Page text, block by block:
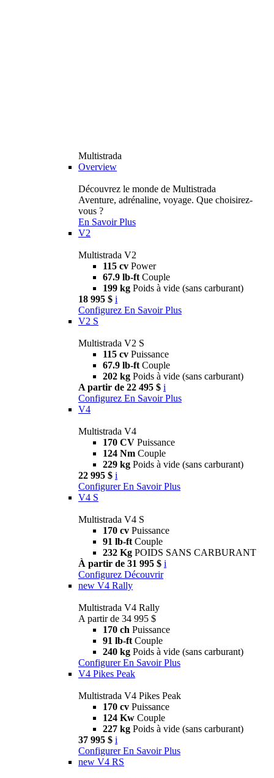
Multistrada
Overview
Découvrez le monde de Multistrada
Aventure, adrénaline, voyage. Que choisirez-
vous ?
En Savoir Plus
V2
Multistrada V2
115 cv Power
67.9 lb-ft Couple
199 kg Poids à vide (sans carburant)
18 995 $ i
Configurez En Savoir Plus
V2 S
Multistrada V2 S
115 cv Puissance
67.9 lb-ft Couple
202 kg Poids à vide (sans carburant)
A partir de 22 495 $ i
Configurez En Savoir Plus
V4
Multistrada V4
170 CV Puissance
124 Nm Couple
229 kg Poids à vide (sans carburant)
22 995 $ i
Configurer En Savoir Plus
V4 S
Multistrada V4 S
170 cv Puissance
91 lb-ft Couple
232 Kg POIDS SANS CARBURANT
À partir de 31 995 $ i
Configurez Découvrir
new V4 Rally
Multistrada V4 Rally
A partir de 34 995 $
170 ch Puissance
91 lb-ft Couple
240 kg Poids à vide (sans carburant)
Configurer En Savoir Plus
V4 Pikes Peak
Multistrada V4 Pikes Peak
170 cv Puissance
124 Kw Couple
227 kg Poids à vide (sans carburant)
37 995 $ i
Configurer En Savoir Plus
new V4 RS